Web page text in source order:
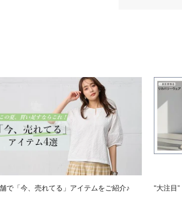
で「今、売れてる」アイテムをご紹介♪ "大注目